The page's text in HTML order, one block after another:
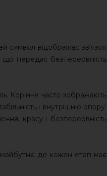
символ відображає зв’язок
передає безперервність
Коріння часто зображають
і внутрішню опору.
красу і безперервність
де кожен етап має